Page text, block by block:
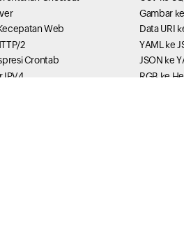
Web
2
Crontab
IPV4
Gambar
Data URI
YAML ke
JSON ke
RGB ke